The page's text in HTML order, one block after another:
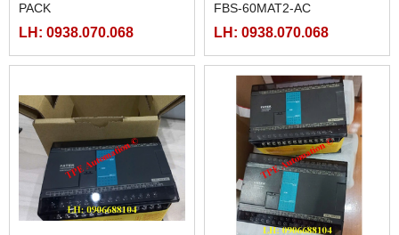
PACK
LH: 0938.070.068
FBS-60MAT2-AC
LH: 0938.070.068